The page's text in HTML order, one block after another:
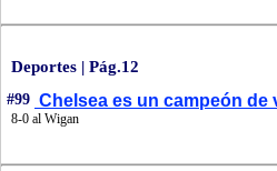
Deportes | Pág.12
#99 Chelsea es un campeón de
8-0 al Wigan